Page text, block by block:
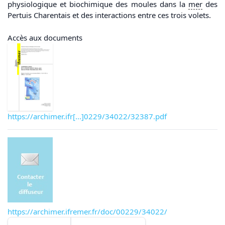
physiologique et biochimique des moules dans la merdes
Pertuis Charentais et des interactions entre ces trois volets.
Accès aux documents
https://archimer.ifr[...]0229/34022/32387.pdf
https://archimer.ifremer.fr/doc/00229/34022/